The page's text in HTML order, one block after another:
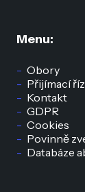
Menu:
Obory
Přijímací
Kontakt
GDPR
Cookies
Povinně
Databáze